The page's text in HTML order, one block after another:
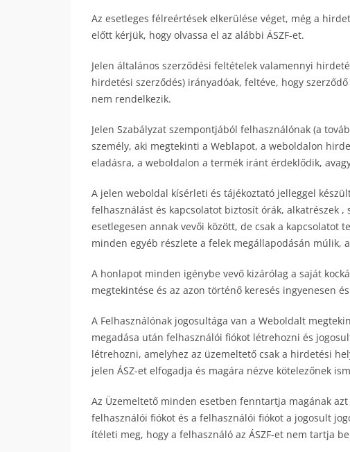
Az esetleges félreértések elkerülése véget, még a
előtt kérjük, hogy olvassa el az alábbi ÁSZF-et.
Jelen általános szerződési feltételek valamennyi
hirdetési szerződés) irányadóak, feltéve, hogy
nem rendelkezik.
Jelen Szabályzat szempontjából felhasználónak (a
személy, aki megtekinti a Weblapot, a weboldalon
eladásra, a weboldalon a termék iránt érdeklődik,
A jelen weboldal kísérleti és tájékoztató jelleggel
felhasználást és kapcsolatot biztosít órák, alkatrészek
esetlegesen annak vevői között, de csak a kapcsolatot
minden egyéb részlete a felek megállapodásán múlik,
A honlapot minden igénybe vevő kizárólag a saját
megtekintése és az azon történő keresés ingyenesen
A Felhasználónak jogosultága van a Weboldalt
megadása után felhasználói fiókot létrehozni és
létrehozni, amelyhez az üzemeltető csak a hirdetési
jelen ÁSZ-et elfogadja és magára nézve kötelezőnek
Az Üzemeltető minden esetben fenntartja magának
felhasználói fiókot és a felhasználói fiókot a jogosult
ítéleti meg, hogy a felhasználó az ÁSZF-et nem tartja